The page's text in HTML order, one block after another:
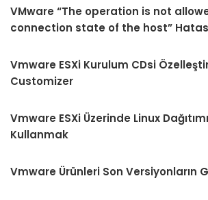
VMware “The operation is not
connection state of the host”
Vmware ESXi Kurulum CDsi
Customizer
Vmware ESXi Üzerinde Linux
Kullanmak
Vmware Ürünleri Son Versiyonların